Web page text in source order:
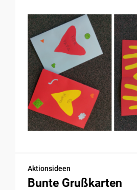
Aktionsideen
Bunte Grußkarten